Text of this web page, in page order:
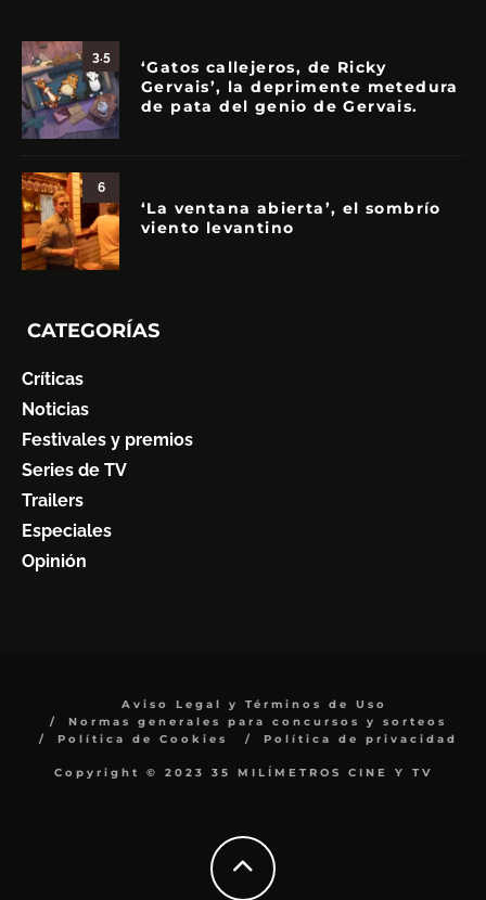
3.5
‘Gatos callejeros, de Ricky
Gervais’, la deprimente metedura
de pata del genio de Gervais.
6
‘La ventana abierta’, el sombrío
viento levantino
CATEGORÍAS
Críticas
Noticias
Festivales y premios
Series de TV
Trailers
Especiales
Opinión
Aviso Legal y Términos de Uso
Normas generales para concursos y sorteos
Política de Cookies
Política de privacidad
Copyright © 2023 35 MILÍMETROS CINE Y TV